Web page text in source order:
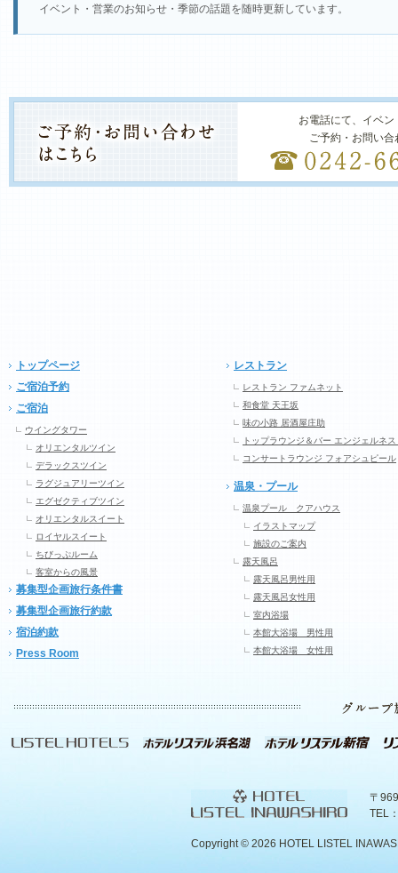
イベント・営業のお知らせ・季節の話題を随時更新しています。
お電話にて、イベ
ご予約・お問い
トップページ
ご宿泊予約
ご宿泊
ウイングタワー
オリエンタルツイン
デラックスツイン
ラグジュアリーツイン
エグゼクティブツイン
オリエンタルスイート
ロイヤルスイート
ちびっぷルーム
客室からの風景
募集型企画旅行条件書
募集型企画旅行約款
宿泊約款
Press Room
レストラン
レストラン ファムネット
和食堂 天王坂
味の小路 居酒屋庄助
トップラウンジ＆バー エンジェルネス
コンサートラウンジ フォアシュピール
温泉・プール
温泉プール クアハウス
イラストマップ
施設のご案内
露天風呂
露天風呂男性用
露天風呂女性用
室内浴場
本館大浴場 男性用
本館大浴場 女性用
〒
TEL
Copyright © 2026 HOTEL LISTEL